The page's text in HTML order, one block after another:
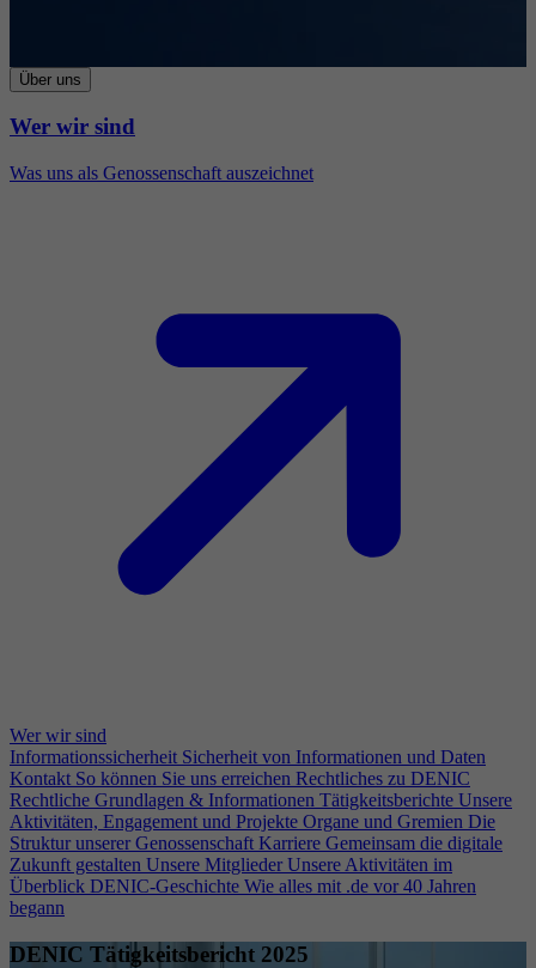
Über uns
Wer wir sind
Was uns als Genossenschaft auszeichnet
Wer wir sind
Informationssicherheit Sicherheit von Informationen und Daten
Kontakt So können Sie uns erreichen Rechtliches zu DENIC
Rechtliche Grundlagen & Informationen Tätigkeitsberichte Unsere
Aktivitäten, Engagement und Projekte Organe und Gremien Die
Struktur unserer Genossenschaft Karriere Gemeinsam die digitale
Zukunft gestalten Unsere Mitglieder Unsere Aktivitäten im
Überblick DENIC-Geschichte Wie alles mit .de vor 40 Jahren
begann
DENIC Tätigkeitsbericht 2025